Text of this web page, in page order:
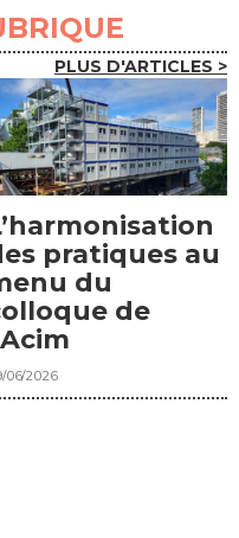
PLUS D'ARTICLES >
pratiques au
du
de
06/2026